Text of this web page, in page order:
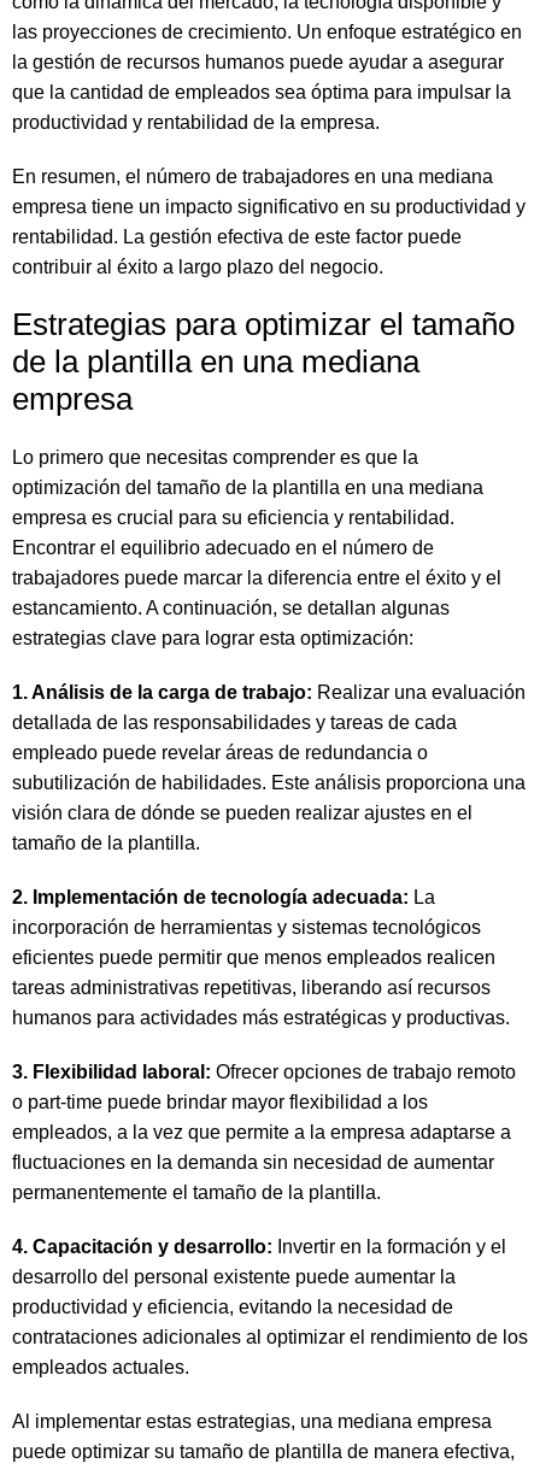
las proyecciones de crecimiento. Un enfoque estratégico en
la gestión de recursos humanos puede ayudar a asegurar
que la cantidad de empleados sea óptima para impulsar la
productividad y rentabilidad de la empresa.
En resumen, el número de trabajadores en una mediana
empresa tiene un impacto significativo en su productividad y
rentabilidad. La gestión efectiva de este factor puede
contribuir al éxito a largo plazo del negocio.
Estrategias para optimizar el tamaño
de la plantilla en una mediana
empresa
Lo primero que necesitas comprender es que la
optimización del tamaño de la plantilla en una mediana
empresa es crucial para su eficiencia y rentabilidad.
Encontrar el equilibrio adecuado en el número de
trabajadores puede marcar la diferencia entre el éxito y el
estancamiento. A continuación, se detallan algunas
estrategias clave para lograr esta optimización:
1. Análisis de la carga de trabajo: Realizar una evaluación
detallada de las responsabilidades y tareas de cada
empleado puede revelar áreas de redundancia o
subutilización de habilidades. Este análisis proporciona una
visión clara de dónde se pueden realizar ajustes en el
tamaño de la plantilla.
2. Implementación de tecnología adecuada: La
incorporación de herramientas y sistemas tecnológicos
eficientes puede permitir que menos empleados realicen
tareas administrativas repetitivas, liberando así recursos
humanos para actividades más estratégicas y productivas.
3. Flexibilidad laboral: Ofrecer opciones de trabajo remoto
o part-time puede brindar mayor flexibilidad a los
empleados, a la vez que permite a la empresa adaptarse a
fluctuaciones en la demanda sin necesidad de aumentar
permanentemente el tamaño de la plantilla.
4. Capacitación y desarrollo: Invertir en la formación y el
desarrollo del personal existente puede aumentar la
productividad y eficiencia, evitando la necesidad de
contrataciones adicionales al optimizar el rendimiento de los
empleados actuales.
Al implementar estas estrategias, una mediana empresa
puede optimizar su tamaño de plantilla de manera efectiva,